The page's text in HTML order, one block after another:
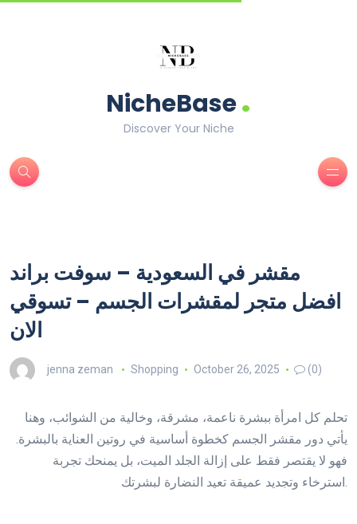
NicheBase.
Discover Your Niche
مقشر في السعودية – سوفت براند
افضل متجر لمقشرات الجسم – تسوقي
الان
jenna zeman Shopping October 26, 2025 (0)
تحلم كل امرأة ببشرة ناعمة، مشرقة، وخالية من الشوائب، وهنا
يأتي دور مقشر الجسم كخطوة أساسية في روتين العناية بالبشرة.
فهو لا يقتصر فقط على إزالة الجلد الميت، بل يمنحك تجربة
استرخاء وتجديد عميقة تعيد النضارة لبشرتك.